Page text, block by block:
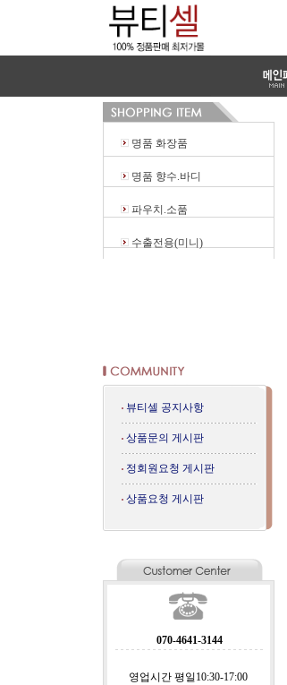
명품 화장품
명품 향수.바디
파우치.소품
수출전용(미니)
뷰티셀 공지사항
상품문의 게시판
정회원요청 게시판
상품요청 게시판
070-4641-3144
영업시간 평일10:30-17:00